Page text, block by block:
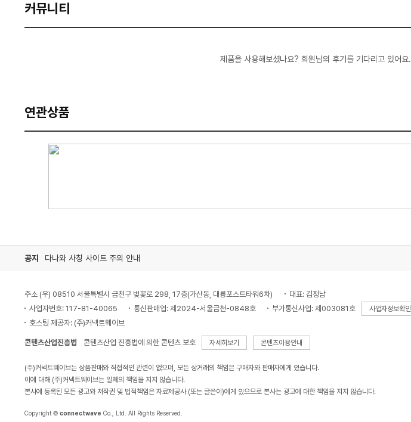
커뮤니티
제품을 사용해보셨나요? 회원님의 후기를 기다리고 있어요.
연관상품
공지 다나와 사칭 사이트 주의 안내
주소 (우) 08510 서울특별시 금천구 벚꽃로 298, 17층(가산동, 대륭포스트타워6차)
대표: 김정남
사업자번호: 117-81-40065
통신판매업: 제2024-서울금천-0848호 부가통신사업: 제003081호 사업자정보확인
호스팅 제공자: (주)커넥트웨이브
콘텐츠산업진흥법 콘텐츠산업 진흥법에 의한 콘텐츠 보호 자세히보기 콘텐츠이용안내
(주)커넥트웨이브는 상품판매와 직접적인 관련이 없으며, 모든 상거래의 책임은 구매자와 판매자에게 있습니다.
이에 대해 (주)커넥트웨이브는 일체의 책임을 지지 않습니다.
본사에 등록된 모든 광고와 저작권 및 법적책임은 자료제공사 (또는 글쓴이)에게 있으므로 본사는 광고에 대한 책임을 지지 않습니다.
Copyright © connectwave Co., Ltd. All Rights Reserved.